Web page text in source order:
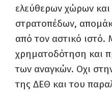
ελεύθερων χώρων
στρατοπέδων,
από τον αστικό ιστό.
χρηματοδότηση και
των αναγκών. Οχι
της ΔΕΘ και του